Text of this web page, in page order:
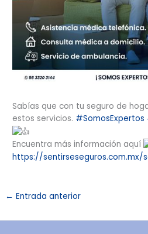
Sabías que con tu seguro de
estos servicios. #SomosExpertos
Encuentra más información aquí
https://
← Entrada anterior